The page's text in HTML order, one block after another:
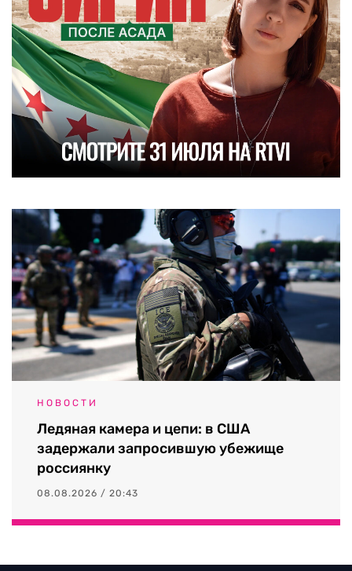
НОВОСТИ
Ледяная камера и цепи: в США
задержали запросившую убежище
россиянку
08.08.2026 / 20:43